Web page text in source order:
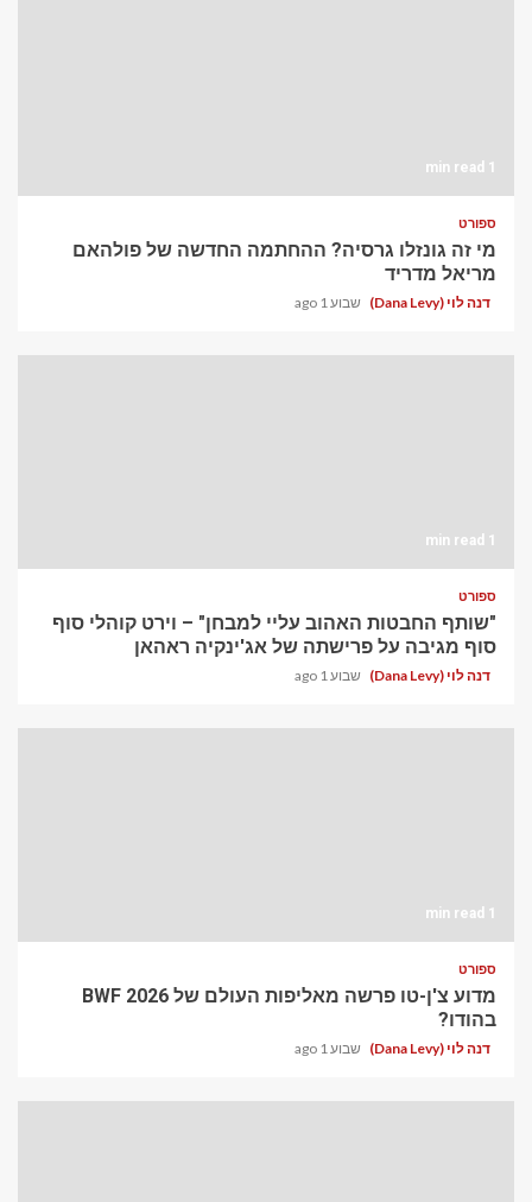
1 min read
ספורט
מי זה גונזלו גרסיה? ההחתמה החדשה של פולהאם
מריאל מדריד
דנה לוי (Dana Levy) שבוע 1 ago
1 min read
ספורט
"שותף החבטות האהוב עליי למבחן" – וירט קוהלי סוף
סוף מגיבה על פרישתה של אג'ינקיה ראהאן
דנה לוי (Dana Levy) שבוע 1 ago
1 min read
ספורט
מדוע צ'ן-טו פרשה מאליפות העולם של BWF 2026
בהודו?
דנה לוי (Dana Levy) שבוע 1 ago